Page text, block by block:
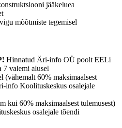
jääkeluea
mõõtmiste tegemisel
Hinnatud Äri-info OÜ poolt EELi
7 valemi alusel
(vähemalt 60% maksimaalsest
info Koolituskeskus osalejale
kui 60% maksimaalsest tulemusest)
osalejale tõendi